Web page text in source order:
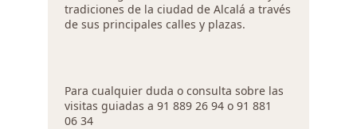
tradiciones de la ciudad de Alcalá a través
de sus principales calles y plazas.
Para cualquier duda o consulta sobre las
visitas guiadas a 91 889 26 94 o 91 881
06 34